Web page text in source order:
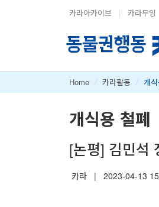
카라아카이브 | 카라두잉
Home / 카라활동 / 개
개식용 철폐
[논평] 김민석
카라 | 2023-04-13